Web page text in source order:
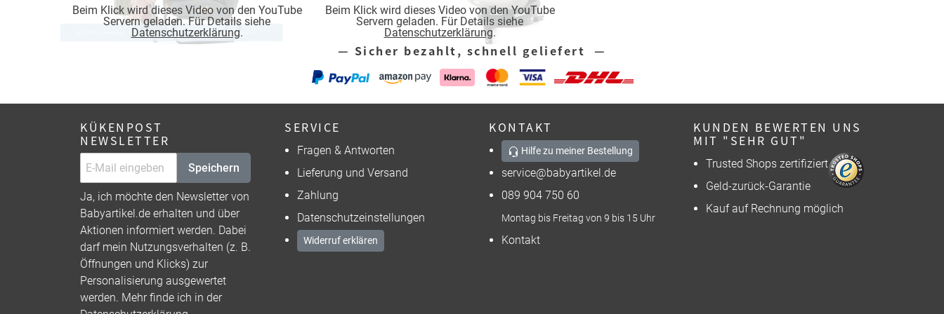
Beim Klick wird dieses Video von den YouTube
Servern geladen. Für Details siehe
Datenschutzerklärung.
Beim Klick wird dieses Video von den YouTube
Servern geladen. Für Details siehe
Datenschutzerklärung.
— Sicher bezahlt, schnell geliefert —
KÜKENPOST
NEWSLETTER
Speichern
Ja, ich möchte den Newsletter von
Babyartikel.de erhalten und über
Aktionen informiert werden. Dabei
darf mein Nutzungsverhalten (z. B.
Öffnungen und Klicks) zur
Personalisierung ausgewertet
werden. Mehr finde ich in der
SERVICE
Fragen & Antworten
Lieferung und Versand
Zahlung
Datenschutzeinstellungen
Widerruf erklären
KONTAKT
Hilfe zu meiner Bestellung
service@babyartikel.de
089 904 750 60
Montag bis Freitag von 9 bis 15 Uhr
Kontakt
KUNDEN BEWERTEN UNS
MIT "SEHR GUT"
Trusted Shops zertifiziert
Geld-zurück-Garantie
Kauf auf Rechnung möglich